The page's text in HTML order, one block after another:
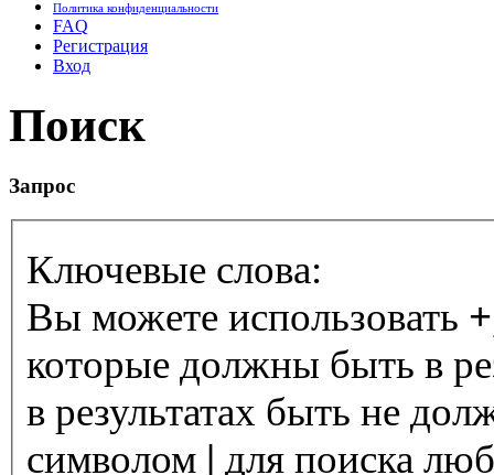
Политика конфиденциальности
FAQ
Регистрация
Вход
Поиск
Запрос
Ключевые слова:
Вы можете использовать +
которые должны быть в
в результатах быть не
символом | для поиска